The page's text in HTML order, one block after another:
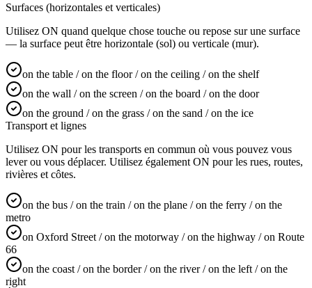
Surfaces (horizontales et verticales)
Utilisez ON quand quelque chose touche ou repose sur une surface
— la surface peut être horizontale (sol) ou verticale (mur).
on the table / on the floor / on the ceiling / on the shelf
on the wall / on the screen / on the board / on the door
on the ground / on the grass / on the sand / on the ice
Transport et lignes
Utilisez ON pour les transports en commun où vous pouvez vous
lever ou vous déplacer. Utilisez également ON pour les rues, routes,
rivières et côtes.
on the bus / on the train / on the plane / on the ferry / on the
metro
on Oxford Street / on the motorway / on the highway / on Route
66
on the coast / on the border / on the river / on the left / on the
right